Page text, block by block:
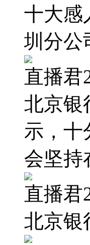
十大感
圳分公
直播君
北京银
示，十
会坚持
直播君
北京银